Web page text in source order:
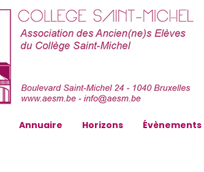
Annuaire Horizons Évènements